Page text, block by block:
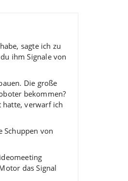
sagte ich zu
ihm Signale von
Die große
bekommen?
hatte, verwarf ich
Schuppen von
das Signal